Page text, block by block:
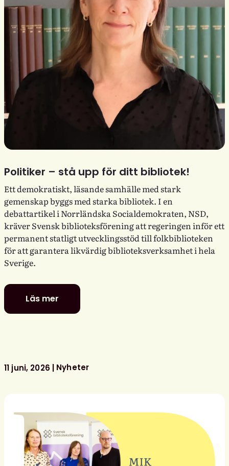
Politiker – stå upp för ditt bibliotek!
Ett demokratiskt, läsande samhälle med stark
gemenskap byggs med starka bibliotek. I en
debattartikel i Norrländska Socialdemokraten, NSD,
kräver Svensk biblioteksförening att regeringen inför ett
permanent statligt utvecklingsstöd till folkbiblioteken
för att garantera likvärdig biblioteksverksamhet i hela
Sverige.
Läs mer
Politiker
–
ditt
11 juni, 2026 Nyheter